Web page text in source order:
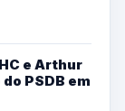
e Arthur
PSDB em